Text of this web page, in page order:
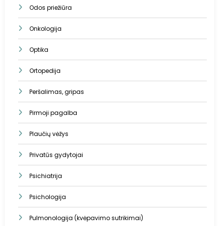
Odos priežiūra
Onkologija
Optika
Ortopedija
Peršalimas, gripas
Pirmoji pagalba
Plaučių vėžys
Privatūs gydytojai
Psichiatrija
Psichologija
Pulmonologija (kvėpavimo sutrikimai)